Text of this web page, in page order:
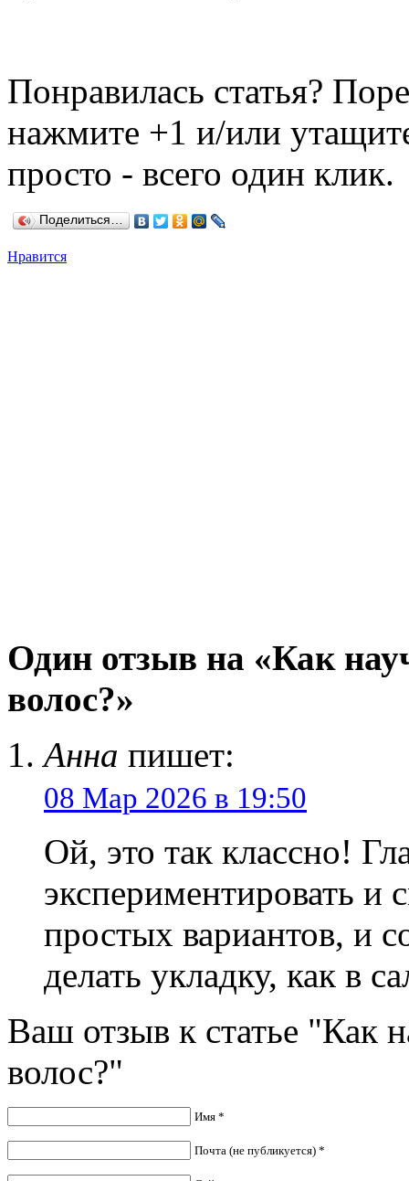
Понравилась статья?
нажмите +1 и/или
просто - всего один клик.
Поделиться…
Нравится
Один отзыв на «Как
волос?»
Анна пишет:
08 Мар 2026 в 19:50
Ой, это так классно!
экспериментировать и
простых вариантов, и
делать укладку, как в
Ваш отзыв к статье "Как
волос?"
Имя *
Почта (не публикуется) *